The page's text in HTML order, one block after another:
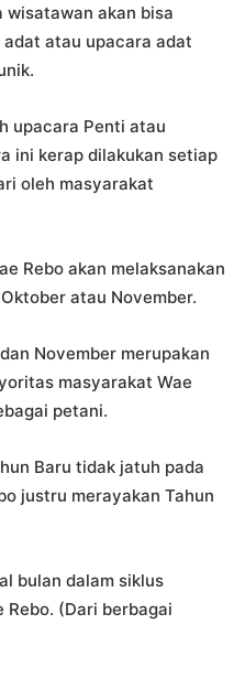
akan bisa
atau upacara adat
upacara Penti atau
ini kerap dilakukan setiap
oleh masyarakat
Rebo akan melaksanakan
atau November.
November merupakan
masyarakat Wae
petani.
Baru tidak jatuh pada
justru merayakan Tahun
bulan dalam siklus
(Dari berbagai